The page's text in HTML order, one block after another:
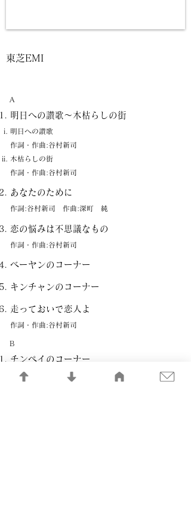
A
明日への讃歌〜木枯らしの街
明日への讃歌
作詞・作曲:谷村新司
木枯らしの街
作詞・作曲:谷村新司
あなたのために
作詞:谷村新司 作曲:深町 純
恋の悩みは不思議なもの
作詞・作曲:谷村新司
ベーヤンのコーナー
キンチャンのコーナー
走っておいで恋人よ
作詞・作曲:谷村新司
B
チンペイのコーナー
小さな恋の物語
東芝EMI